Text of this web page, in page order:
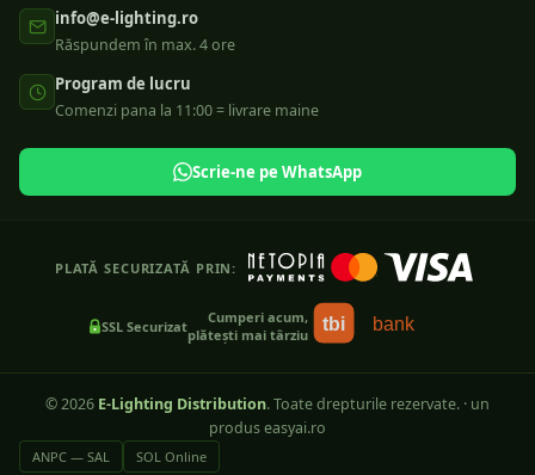
info@e-lighting.ro
Răspundem în max. 4 ore
Program de lucru
Comenzi pana la 11:00 = livrare maine
Scrie-ne pe WhatsApp
PLATĂ SECURIZATĂ PRIN:
SSL Securizat
Cumperi acum,
plătești mai târziu
tbi bank
©2026 E-Lighting Distribution. Toate drepturile rezervate. · un
produs easyai.ro
ANPC — SAL SOL Online